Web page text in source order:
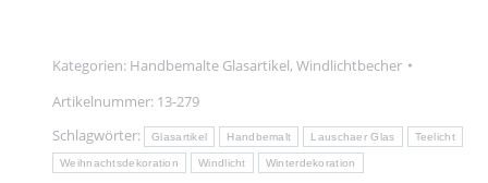
Menge
Kategorien: Handbemalte Glasartikel, Windlichtbecher
Artikelnummer: 13-279
Schlagwörter:
Glasartikel Handbemalt Lauschaer Glas Teelicht
Weihnachtsdekoration Windlicht Winterdekoration